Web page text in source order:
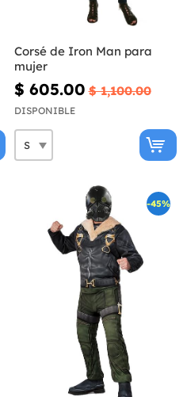
Corsé de Iron Man para
mujer
$ 605.00 $ 1,100.00
DISPONIBLE
-45%